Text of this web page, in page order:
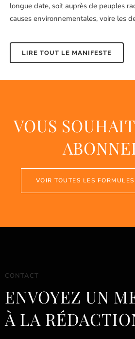
longue date, soit auprès de peuples
causes environnementales, voire les
LIRE TOUT LE MANIFESTE
VOUS
VOIR TOUTES LES
CONTACT
ENVOYEZ UN
À LA